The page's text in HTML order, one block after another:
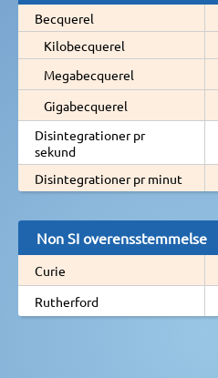
Becquerel
Kilobecquerel
Megabecquerel
Gigabecquerel
Disintegrationer pr
sekund
Disintegrationer pr minut
Non SI overensstemmelse
Curie
Rutherford